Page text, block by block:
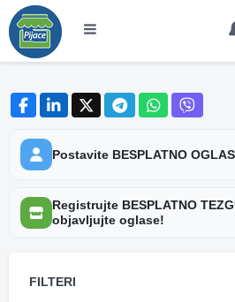
Postavite BESPLATNO
Registrujte BESPLATNO
objavljujte oglase!
FILTERI